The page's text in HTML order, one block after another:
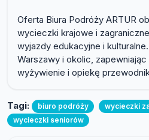
Oferta Biura Podróży ARTUR
wycieczki krajowe i
wyjazdy edukacyjne i
Warszawy i okolic,
wyżywienie i opiekę
Tagi: biuro podróży
wycieczki
wycieczki seniorów